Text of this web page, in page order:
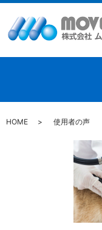
HOME 使用者の声